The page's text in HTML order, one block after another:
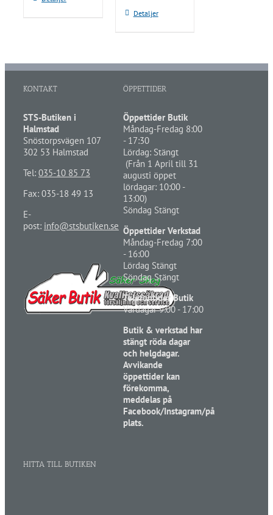
Detaljer
KONTAKT
STS-Butiken i
Halmstad
Snöstorpsvägen 107
302 53 Halmstad
Tel: 035-10 85 73
Fax: 035-18 49 13
E-
post: info@stsbutiken.se
ÖPPETTIDER
Öppettider Butik
Måndag-Fredag 8:00
- 17:30
Lördag: Stängt
(Från 1 April till 31
augusti öppet
lördagar: 10:00 -
13:00)
Söndag Stängt
Öppettider Verkstad
Måndag-Fredag 7:00
- 16:00
Lördag Stängt
Söndag Stängt
Telefontider Butik
Vardagar 9:00 - 17:00
Butik & verkstad har
stängt röda dagar
och helgdagar.
Avvikande
öppettider kan
förekomma,
meddelas på
Facebook/Instagram/på
plats.
HITTA TILL BUTIKEN